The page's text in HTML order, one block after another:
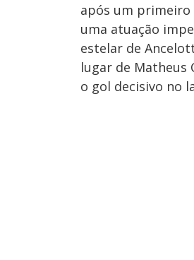
após um primeiro
uma atuação
estelar de
lugar de Matheus
o gol decisivo no